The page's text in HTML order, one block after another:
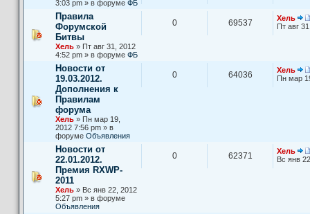
3:03 pm » в форуме ФБ
Правила
Форумской
Битвы
Хель » Пт авг 31, 2012
4:52 pm » в форуме ФБ
0 69537
Хель
Пт авг
Новости от
19.03.2012.
Дополнения к
Правилам
форума
Хель » Пн мар 19,
2012 7:56 pm » в
форуме Объявления
0 64036
Хель
Пн мар
Новости от
22.01.2012.
Премия RXWP-
2011
Хель » Вс янв 22, 2012
5:27 pm » в форуме
Объявления
0 62371
Хель
Вс янв